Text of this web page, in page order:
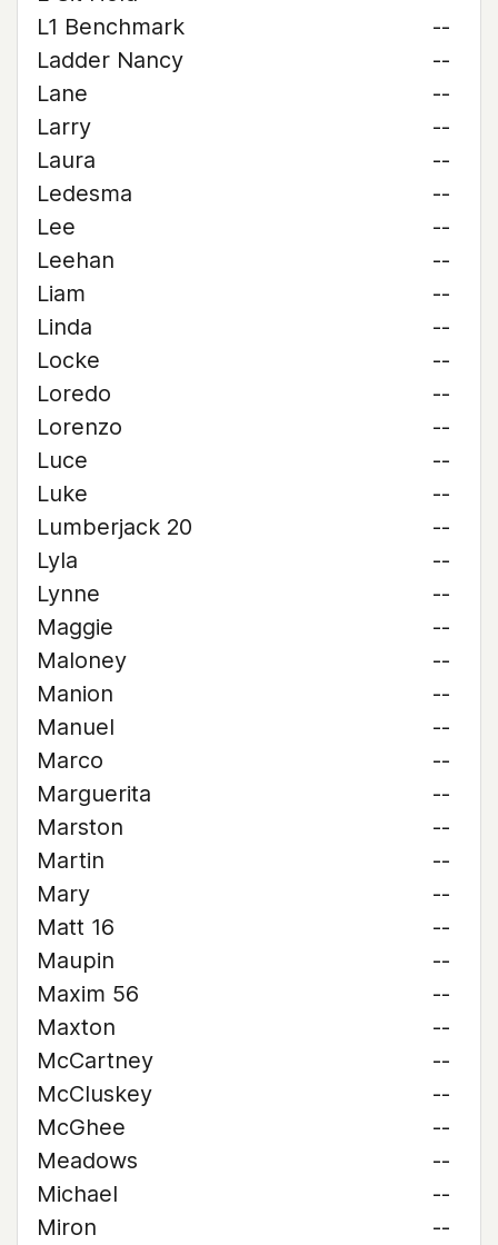
L1 Benchmark
--
Ladder Nancy
--
Lane
--
Larry
--
Laura
--
Ledesma
--
Lee
--
Leehan
--
Liam
--
Linda
--
Locke
--
Loredo
--
Lorenzo
--
Luce
--
Luke
--
Lumberjack 20
--
Lyla
--
Lynne
--
Maggie
--
Maloney
--
Manion
--
Manuel
--
Marco
--
Marguerita
--
Marston
--
Martin
--
Mary
--
Matt 16
--
Maupin
--
Maxim 56
--
Maxton
--
McCartney
--
McCluskey
--
McGhee
--
Meadows
--
Michael
--
Miron
--